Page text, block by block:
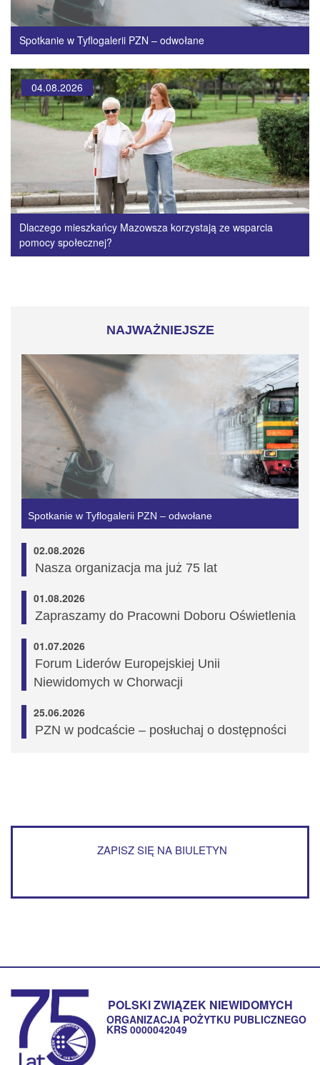
Spotkanie w Tyflogalerii PZN – odwołane
04.08.2026
Dlaczego mieszkańcy Mazowsza korzystają ze wsparcia
pomocy społecznej?
NAJWAŻNIEJSZE
Spotkanie w Tyflogalerii PZN – odwołane
02.08.2026
Nasza organizacja ma już 75 lat
01.08.2026
Zapraszamy do Pracowni Doboru Oświetlenia
01.07.2026
Forum Liderów Europejskiej Unii
Niewidomych w Chorwacji
25.06.2026
PZN w podcaście – posłuchaj o dostępności
ZAPISZ SIĘ NA BIULETYN
POLSKI ZWIĄZEK NIEWIDOMYCH
ORGANIZACJA POŻYTKU PUBLICZNEGO
KRS 0000042049